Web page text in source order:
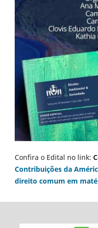
Confira o Edital no link:
Contribuições da
direito comum em